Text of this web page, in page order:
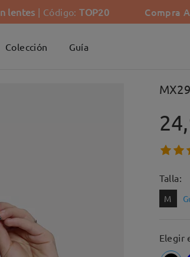
lentes | Código:TOP20 Compra
Colección Guía
Talla:
M
Elegir